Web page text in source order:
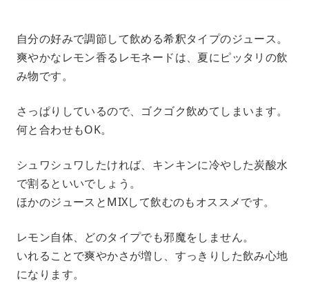
自分の好みで調節して飲める希釈タイプのジュース。
爽やかなレモン香るレモネードは、夏にピッタリの飲
み物です。
さっぱりしているので、ゴクゴク飲めてしまいます。
何と合わせもOK。
シュワシュワしたければ、キンキンに冷やした炭酸水
で割るといいでしょう。
ほかのジュースとMIXして飲むのもオススメです。
レモン自体、どのタイプでも邪魔をしません。
いれることで爽やかさが増し、すっきりした飲み心地
になります。